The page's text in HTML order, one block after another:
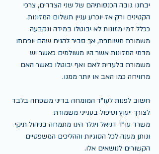
יבחנו גובה הכנסותיהם של שני הצדדים, צרכי
הקטינים ורק אז יוכרע עניין תשלום המזונות.
ככלל דמי מזונות לא יבוטלו במידה ונקבעה
משמורת משותפת, אך סביר להניח שהם יופחתו
מדמי המזונות אשר היו משולמים כאשר יש
משמורת בלעדית לאם ואף יבוטלו כאשר האם
מרוויחה כמו האב או יותר ממנו.
חשוב לפנות לעו"ד המומחה בדיני משפחה בלבד
לצורך ייעוץ וטיפול בענייני משמורת
משרד עו"ד דניאל ויגלר הינו מתמחה בניהול תיקי
ונותן מענה לכל הסוגיות וההליכים המשפטיים
הקשורים לנושאים אלו.